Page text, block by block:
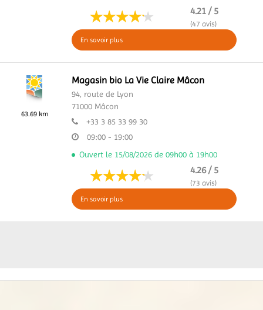
4.21 / 5
(47 avis)
En savoir plus
63.69 km
Magasin bio La Vie Claire Mâcon
94, route de Lyon
71000 Mâcon
+33 3 85 33 99 30
09:00 - 19:00
Ouvert le 15/08/2026 de 09h00 à 19h00
4.26 / 5
(73 avis)
En savoir plus